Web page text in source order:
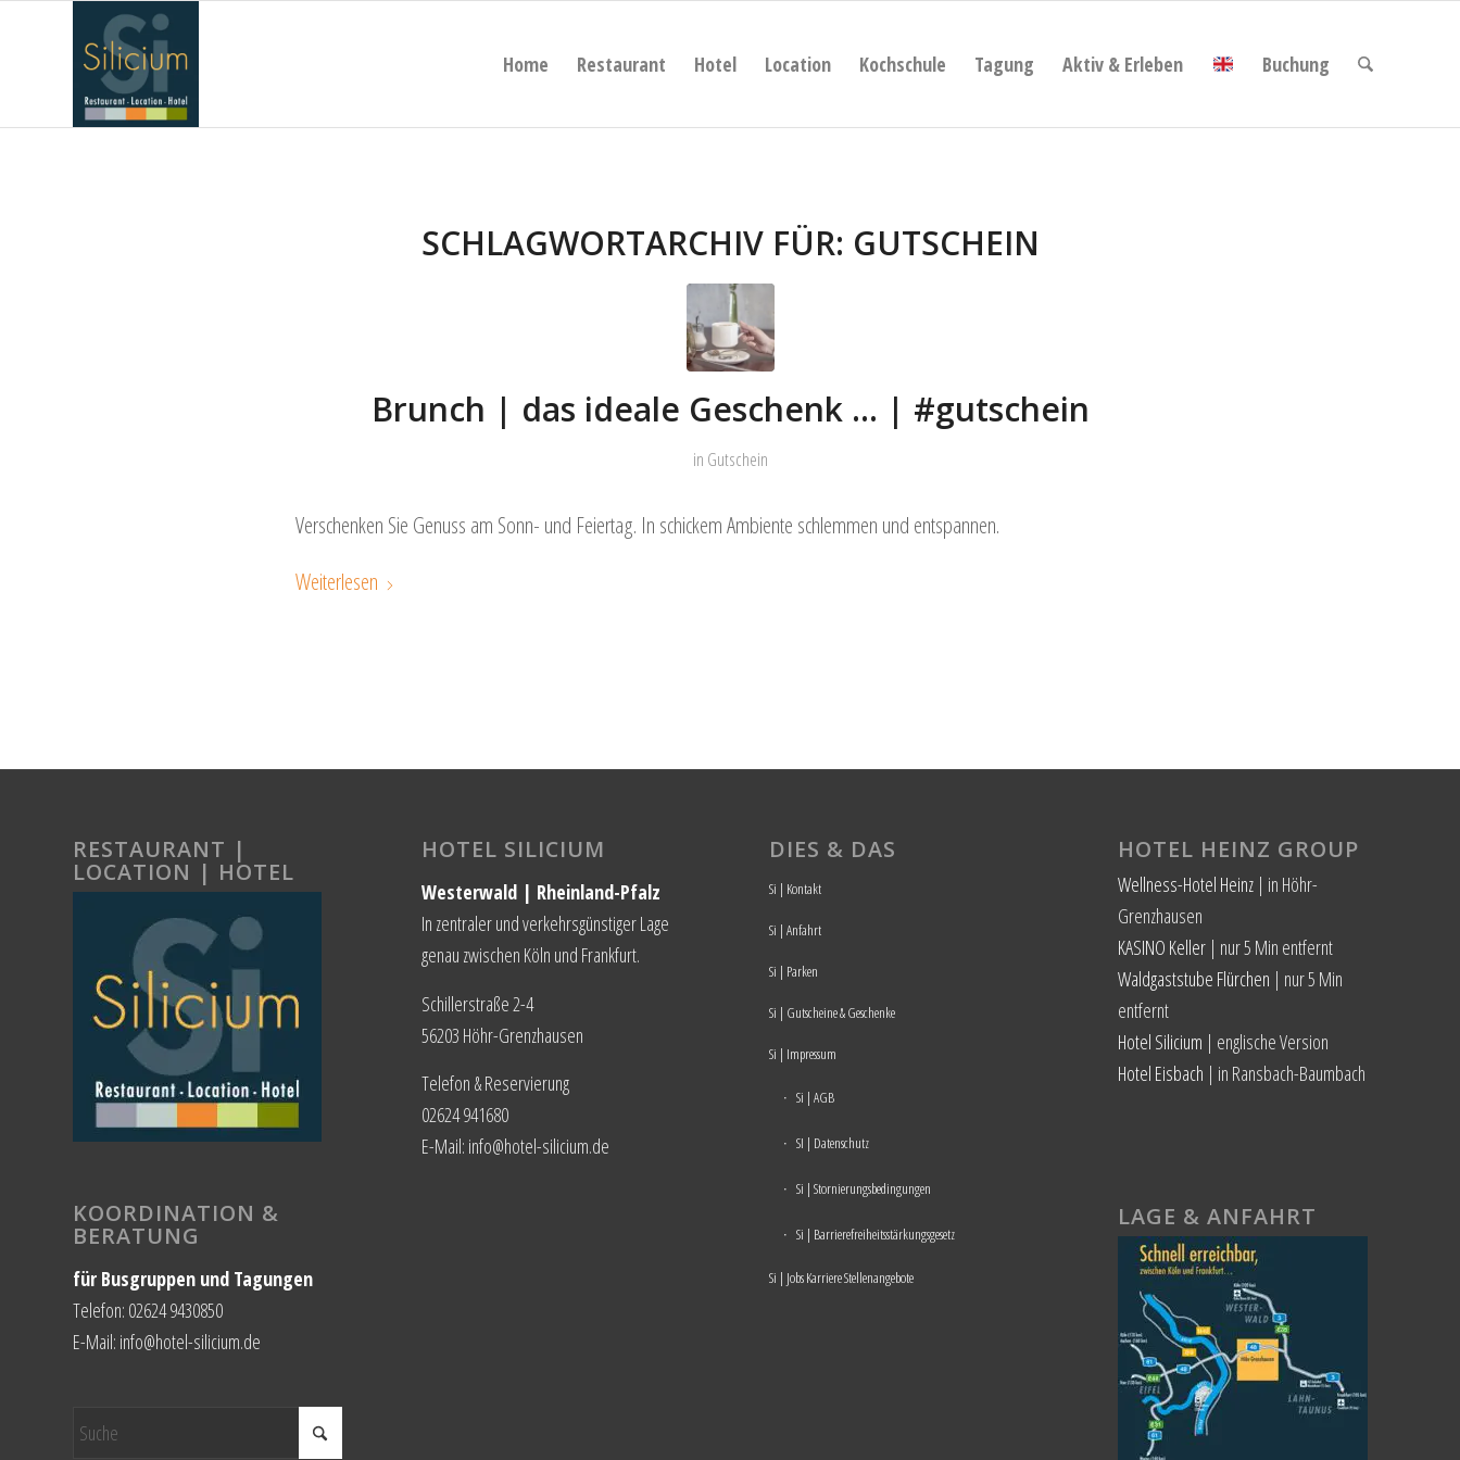
Home Restaurant Hotel Location Kochschule Tagung Aktiv & Erleben Buchung
SCHLAGWORTARCHIV FÜR: GUTSCHEIN
Brunch | das ideale Geschenk … | #gutschein
in Gutschein
Verschenken Sie Genuss am Sonn- und Feiertag. In schickem Ambiente schlemmen und entspannen.
Weiterlesen
RESTAURANT |
LOCATION | HOTEL
KOORDINATION &
BERATUNG
für Busgruppen und Tagungen
Telefon: 02624 9430850
E-Mail: info@hotel-silicium.de
HOTEL SILICIUM
Westerwald | Rheinland-Pfalz
In zentraler und verkehrsgünstiger Lage
genau zwischen Köln und Frankfurt.
Schillerstraße 2-4
56203 Höhr-Grenzhausen
Telefon & Reservierung
02624 941680
E-Mail: info@hotel-silicium.de
DIES & DAS
Si | Kontakt
Si | Anfahrt
Si | Parken
Si | Gutscheine & Geschenke
Si | Impressum
Si | AGB
SI | Datenschutz
Si | Stornierungsbedingungen
Si | Barrierefreiheitsstärkungsgesetz
Si | Jobs Karriere Stellenangebote
HOTEL HEINZ GROUP
Wellness-Hotel Heinz| in Höhr-
Grenzhausen
KASINO Keller| nur 5 Min entfernt
Waldgaststube Flürchen | nur 5 Min
entfernt
Hotel Silicium | englische Version
Hotel Eisbach | in Ransbach-Baumbach
LAGE & ANFAHRT